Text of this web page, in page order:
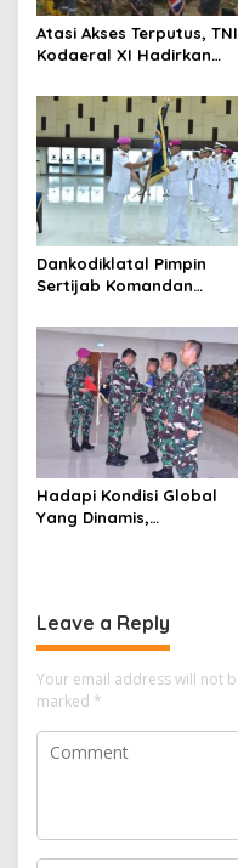
t
o
n
Atasi Akses Terputus,
Kodaeral XI Hadirkan
Sekolah dan Warga
Selatan
Dankodiklatal Pimpin
Sertijab Komandan
Hadapi Kondisi Global
Yang Dinamis,
Leave a Reply
Your email address will not
marked *